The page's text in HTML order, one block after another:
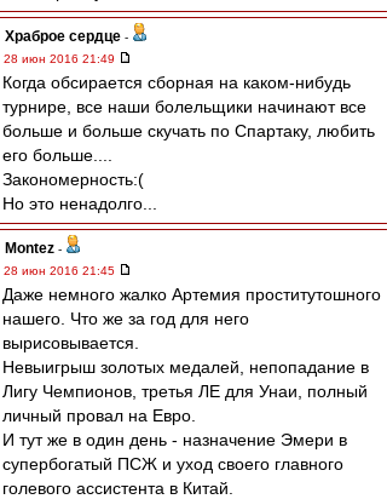
Храброе сердце -
28 июн 2016 21:49
Когда обсирается сборная на каком-нибудь
турнире, все наши болельщики начинают все
больше и больше скучать по Спартаку, любить
его больше....
Закономерность:(
Но это ненадолго...
Montez -
28 июн 2016 21:45
Даже немного жалко Артемия проститутошного
нашего. Что же за год для него
вырисовывается.
Невыигрыш золотых медалей, непопадание в
Лигу Чемпионов, третья ЛЕ для Унаи, полный
личный провал на Евро.
И тут же в один день - назначение Эмери в
супербогатый ПСЖ и уход своего главного
голевого ассистента в Китай.